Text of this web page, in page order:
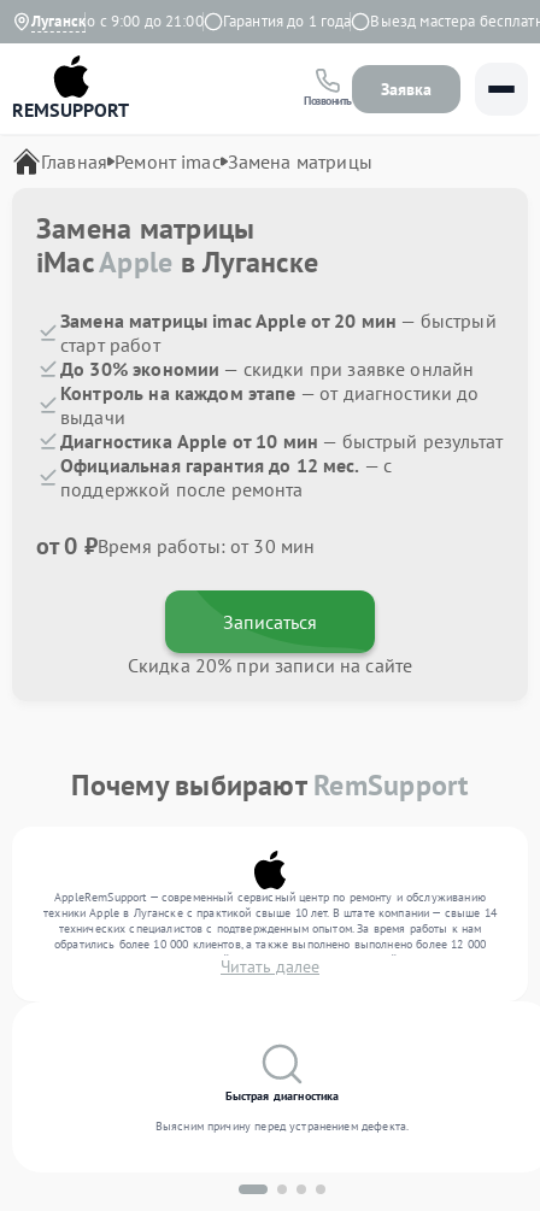
Луганскс 9:00 до 21:00 Гарантия до 1 года Выезд мастера бесплатно
REMSUPPORT Позвонить
Заявка
Главная Ремонт imac Замена матрицы
Замена матрицы
iMacApple в Луганске
Замена матрицы imac Apple от 20 мин — быстрый
старт работ
До 30% экономии — скидки при заявке онлайн
Контроль на каждом этапе — от диагностики до
выдачи
Диагностика Apple от 10 мин — быстрый результат
Официальная гарантия до 12 мес. — с
поддержкой после ремонта
от 0 ₽Время работы: от 30 мин
Записаться
Скидка 20% при записи на сайте
Почему выбираютRemSupport
AppleRemSupport — современный сервисный центр по ремонту и обслуживанию
техники Apple в Луганске с практикой свыше 10 лет. В штате компании — свыше 14
технических специалистов с подтвержденным опытом. За время работы к нам
обратились более 10 000 клиентов, а также выполнено выполнено более 12 000
ремонтов. Ежемесячно в сервисный центр поступает от 300 устройств, включая , , . Мы
устраняем поломки любой сложности и предлагаем стабильный уровень сервиса
Читать далее
Быстрая диагностика
Выясним причину перед устранением дефекта.